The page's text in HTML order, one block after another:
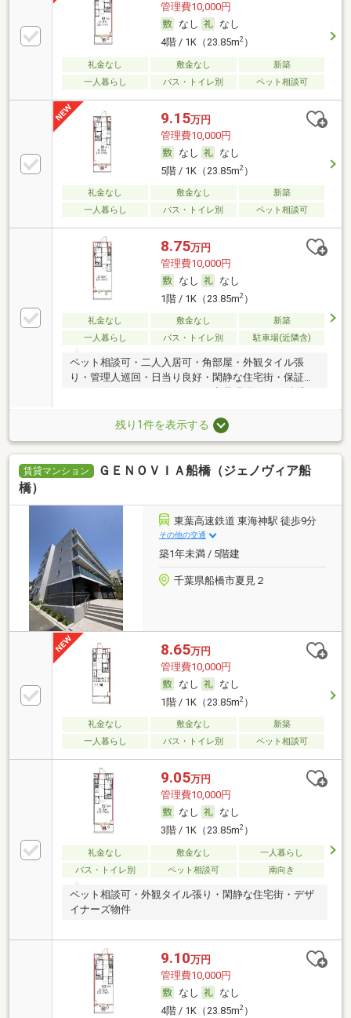
管理費10,000円
なし
なし
4階 / 1K（23.85m2）
礼金なし 敷金なし
新築
一人暮らし
バス・トイレ別 ペット相談可
9.15万円
管理費10,000円
なし
なし
5階 / 1K（23.85m2）
礼金なし 敷金なし
新築
一人暮らし
バス・トイレ別 ペット相談可
8.75万円
管理費10,000円
なし
なし
1階 / 1K（23.85m2）
礼金なし 敷金なし
新築
一人暮らし
バス・トイレ別 駐車場(近隣含)
ペット相談可・二人入居可・角部屋・外観タイル張
り・管理人巡回・日当り良好・閑静な住宅街・保証人
残り1件を表示する
賃貸マンション
ＧＥＮＯＶＩＡ船橋（ジェノヴィア船
橋）
東葉高速鉄道 東海神駅 徒歩9分
その他の交通
築1年未満 / 5階建
千葉県船橋市夏見２
8.65万円
管理費10,000円
なし
なし
1階 / 1K（23.85m2）
礼金なし 敷金なし
新築
一人暮らし
バス・トイレ別 ペット相談可
9.05万円
管理費10,000円
なし
なし
3階 / 1K（23.85m2）
礼金なし 敷金なし
一人暮らし
バス・トイレ別
ペット相談可 南向き
ペット相談可・外観タイル張り・閑静な住宅街・デザ
イナーズ物件
9.10万円
管理費10,000円
なし
なし
4階 / 1K（23.85m2）